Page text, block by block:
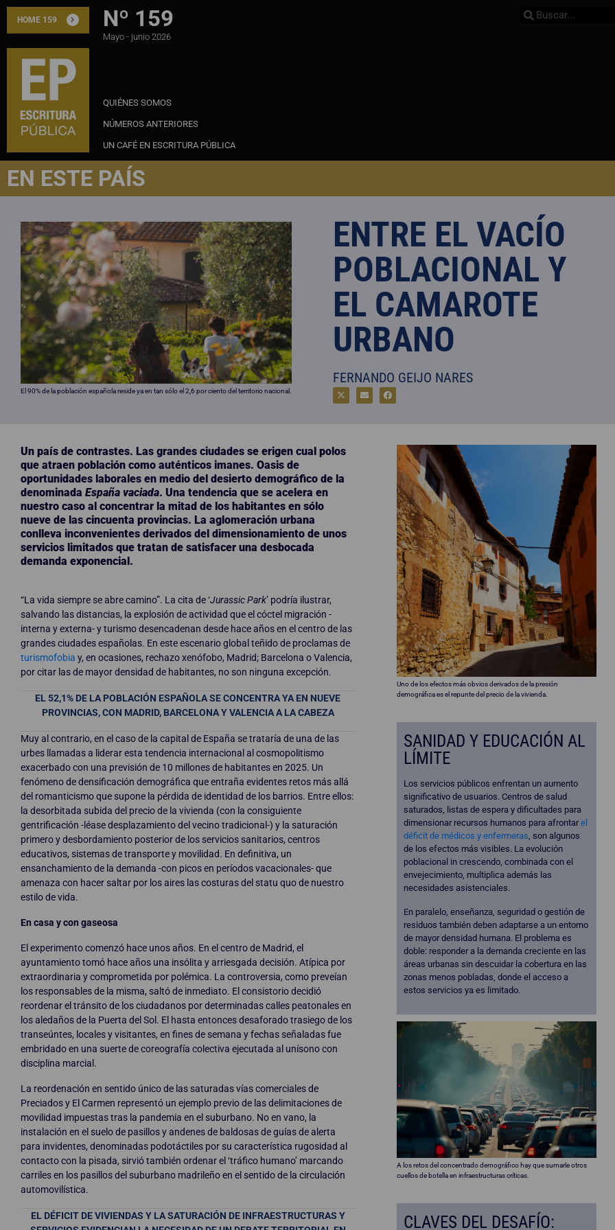
HOME 159 Nº 159
Mayo - junio 2026
QUIÉNES SOMOS
NÚMEROS ANTERIORES
UN CAFÉ EN ESCRITURA PÚBLICA
EN ESTE PAÍS
El 90% de la población española reside ya en tan sólo el 2,6 por ciento del territorio nacional.
ENTRE EL VACÍO
POBLACIONAL Y
EL CAMAROTE
URBANO
FERNANDO GEIJO NARES
Un país de contrastes. Las grandes ciudades se erigen cual polos
que atraen población como auténticos imanes. Oasis de
oportunidades laborales en medio del desierto demográfico de la
denominada España vaciada. Una tendencia que se acelera en
nuestro caso al concentrar la mitad de los habitantes en sólo
nueve de las cincuenta provincias. La aglomeración urbana
conlleva inconvenientes derivados del dimensionamiento de unos
servicios limitados que tratan de satisfacer una desbocada
demanda exponencial.
“La vida siempre se abre camino”. La cita de ‘Jurassic Park’ podría ilustrar,
salvando las distancias, la explosión de actividad que el cóctel migración -
interna y externa- y turismo desencadenan desde hace años en el centro de las
grandes ciudades españolas. En este escenario global teñido de proclamas de
turismofobia y, en ocasiones, rechazo xenófobo, Madrid; Barcelona o Valencia,
por citar las de mayor densidad de habitantes, no son ninguna excepción.
EL 52,1% DE LA POBLACIÓN ESPAÑOLA SE CONCENTRA YA EN NUEVE
PROVINCIAS, CON MADRID, BARCELONA Y VALENCIA A LA CABEZA
Muy al contrario, en el caso de la capital de España se trataría de una de las
urbes llamadas a liderar esta tendencia internacional al cosmopolitismo
exacerbado con una previsión de 10 millones de habitantes en 2025. Un
fenómeno de densificación demográfica que entraña evidentes retos más allá
del romanticismo que supone la pérdida de identidad de los barrios. Entre ellos:
la desorbitada subida del precio de la vivienda (con la consiguiente
gentrificación -léase desplazamiento del vecino tradicional-) y la saturación
primero y desbordamiento posterior de los servicios sanitarios, centros
educativos, sistemas de transporte y movilidad. En definitiva, un
ensanchamiento de la demanda -con picos en períodos vacacionales- que
amenaza con hacer saltar por los aires las costuras del statu quo de nuestro
estilo de vida.
En casa y con gaseosa
El experimento comenzó hace unos años. En el centro de Madrid, el
ayuntamiento tomó hace años una insólita y arriesgada decisión. Atípica por
extraordinaria y comprometida por polémica. La controversia, como preveían
los responsables de la misma, saltó de inmediato. El consistorio decidió
reordenar el tránsito de los ciudadanos por determinadas calles peatonales en
los aledaños de la Puerta del Sol. El hasta entonces desaforado trasiego de los
transeúntes, locales y visitantes, en fines de semana y fechas señaladas fue
embridado en una suerte de coreografía colectiva ejecutada al unísono con
disciplina marcial.
La reordenación en sentido único de las saturadas vías comerciales de
Preciados y El Carmen representó un ejemplo previo de las delimitaciones de
movilidad impuestas tras la pandemia en el suburbano. No en vano, la
instalación en el suelo de pasillos y andenes de baldosas de guías de alerta
para invidentes, denominadas podotáctiles por su característica rugosidad al
contacto con la pisada, sirvió también ordenar el ‘tráfico humano’ marcando
carriles en los pasillos del suburbano madrileño en el sentido de la circulación
automovilística.
EL DÉFICIT DE VIVIENDAS Y LA SATURACIÓN DE INFRAESTRUCTURAS Y
Uno de los efectos más obvios derivados de la presión
demográfica es el repunte del precio de la vivienda.
SANIDAD Y EDUCACIÓN AL
LÍMITE
Los servicios públicos enfrentan un aumento
significativo de usuarios. Centros de salud
saturados, listas de espera y dificultades para
dimensionar recursos humanos para afrontarel
déficit de médicos y enfermeras , son algunos
de los efectos más visibles. La evolución
poblacional in crescendo, combinada con el
envejecimiento, multiplica además las
necesidades asistenciales.
En paralelo, enseñanza, seguridad o gestión de
residuos también deben adaptarse a un entorno
de mayor densidad humana. El problema es
doble: responder a la demanda creciente en las
áreas urbanas sin descuidar la cobertura en las
zonas menos pobladas, donde el acceso a
estos servicios ya es limitado.
A los retos del concentrado demográfico hay que sumarle otros
cuellos de botella en infraestructuras críticas.
CLAVES DEL DESAFÍO: